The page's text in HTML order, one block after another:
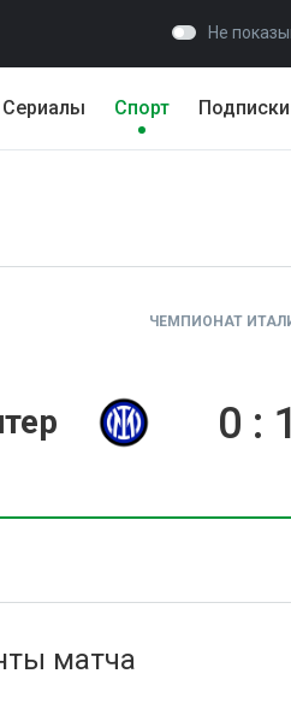
Не
Сериалы Спорт Подписки
ЧЕМПИОНАТ
0 :
матча